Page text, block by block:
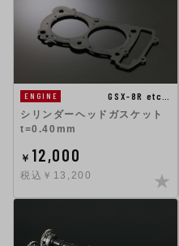
ENGINE
GSX-8R etc…
シリンダーヘッドガスケット
t=0.40mm
￥ 12,000
税込￥13,200